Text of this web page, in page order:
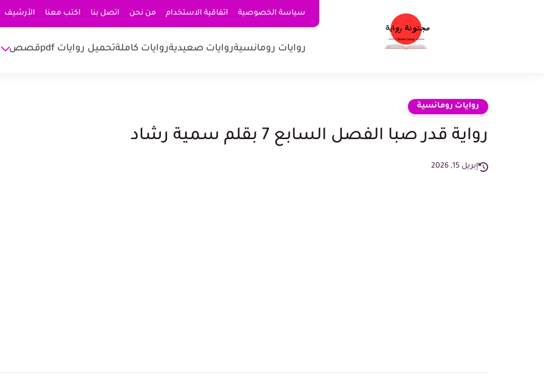
سياسة الخصوصية اتفاقية الاستخدام من نحن اتصل بنا اكتب معنا الأرشيف
روايات رومانسيةروايات صعيديةروايات كاملةتحميل روايات pdf قصص
روايات رومانسية
رواية قدر صبا الفصل السابع 7 بقلم سمية رشاد
إبريل 15, 2026